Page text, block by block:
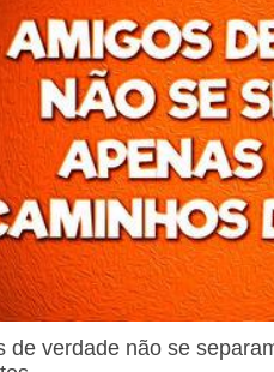
de verdade não se